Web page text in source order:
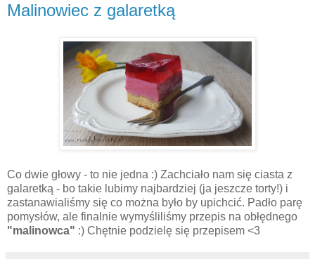
Malinowiec z galaretką
Co dwie głowy - to nie jedna :) Zachciało nam się ciasta z
galaretką - bo takie lubimy najbardziej (ja jeszcze torty!) i
zastanawialiśmy się co można było by upichcić. Padło parę
pomysłów, ale finalnie wymyśliliśmy przepis na obłędnego
"malinowca" :) Chętnie podzielę się przepisem <3